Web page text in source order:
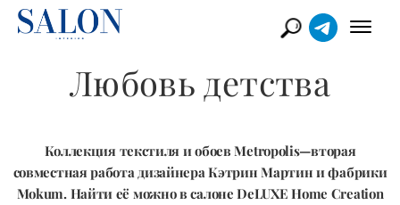
Любовь детства
Коллекция текстиля и обоев Metropolis—вторая
совместная работа дизайнера Кэтрин Мартин и фабрики
Mokum. Найти её можно в салоне DeLUXE Home Creation